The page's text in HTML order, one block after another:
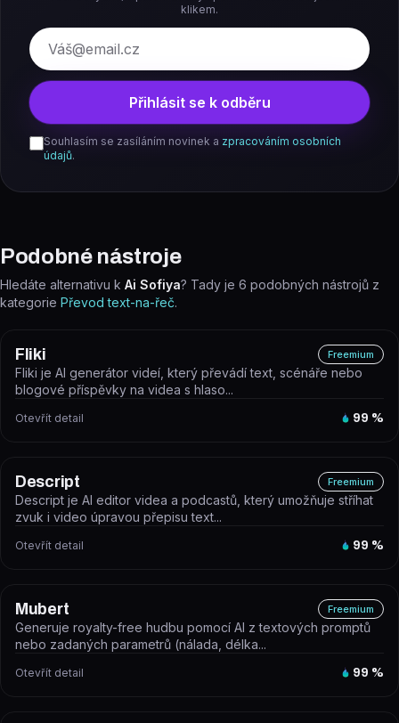
klikem.
E-mail
Přihlásit se k odběru
Souhlasím se zasíláním novinek a zpracováním osobních
údajů.
Podobné nástroje
Hledáte alternativu k Ai Sofiya? Tady je 6 podobných nástrojů z
kategorie Převod text-na-řeč.
Fliki Freemium
Fliki je AI generátor videí, který převádí text, scénáře nebo
blogové příspěvky na videa s hlaso...
Otevřít detail 99 %
Descript Freemium
Descript je AI editor videa a podcastů, který umožňuje stříhat
zvuk i video úpravou přepisu text...
Otevřít detail 99 %
Mubert Freemium
Generuje royalty-free hudbu pomocí AI z textových promptů
nebo zadaných parametrů (nálada, délka...
Otevřít detail 99 %